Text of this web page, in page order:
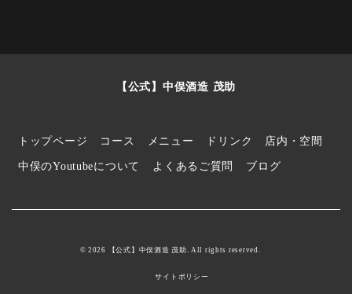
【公式】中俣酒造 茂助
トップページ コース メニュー ドリンク 店内・空間
中俣のYoutubeについて よくあるご質問 ブログ
© 2026 【公式】中俣酒造 茂助. All rights reserved.
サイトポリシー